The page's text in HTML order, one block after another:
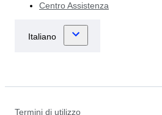
Centro Assistenza
Termini di utilizzo